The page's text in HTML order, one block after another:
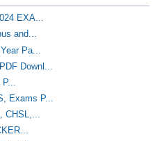
EXA...
and...
Pa...
Downl...
Exams P...
CHSL,...